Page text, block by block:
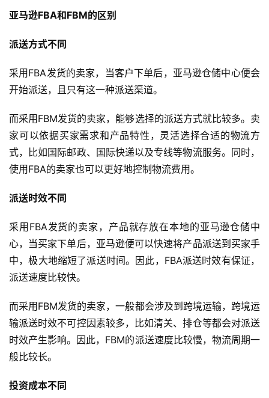
亚马逊FBA和FBM的区别
派送方式不同
采用FBA发货的卖家，当客户下单后，亚马逊仓储中心便会
开始派送，且只有这一种派送渠道。
而采用FBM发货的卖家，能够选择的派送方式就比较多。卖
家可以依据买家需求和产品特性，灵活选择合适的物流方
式，比如国际邮政、国际快递以及专线等物流服务。同时，
使用FBA的卖家也可以更好地控制物流费用。
派送时效不同
采用FBA发货的卖家，产品就存放在本地的亚马逊仓储中
心，当买家下单后，亚马逊便可以快速将产品派送到买家手
中，极大地缩短了派送时间。因此，FBA派送时效有保证，
派送速度比较快。
而采用FBM发货的卖家，一般都会涉及到跨境运输，跨境运
输派送时效不可控因素较多，比如清关、排仓等都会对派送
时效产生影响。因此，FBM的派送速度比较慢，物流周期一
般比较长。
投资成本不同